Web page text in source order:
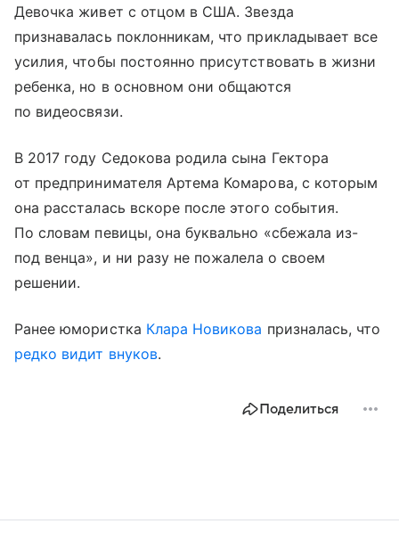
Девочка живет с отцом в США. Звезда
признавалась поклонникам, что прикладывает все
усилия, чтобы постоянно присутствовать в жизни
ребенка, но в основном они общаются
по видеосвязи.
В 2017 году Седокова родила сына Гектора
от предпринимателя Артема Комарова, с которым
она рассталась вскоре после этого события.
По словам певицы, она буквально «сбежала из-
под венца», и ни разу не пожалела о своем
решении.
Ранее юмористка Клара Новикова призналась, что
редко видит внуков.
Поделиться